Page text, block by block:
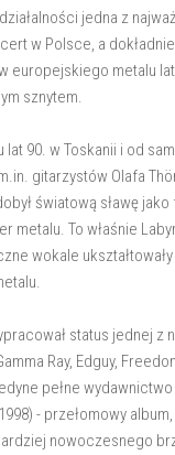
jedna z
w Polsce, a
europejskiego metalu
sznytem.
lat 90. w Toskanii i od
gitarzystów Olafa
światową sławę
metalu. To właśnie
wokale
status jednej
Ray, Edguy,
pełne
- przełomowy
nowoczesnego